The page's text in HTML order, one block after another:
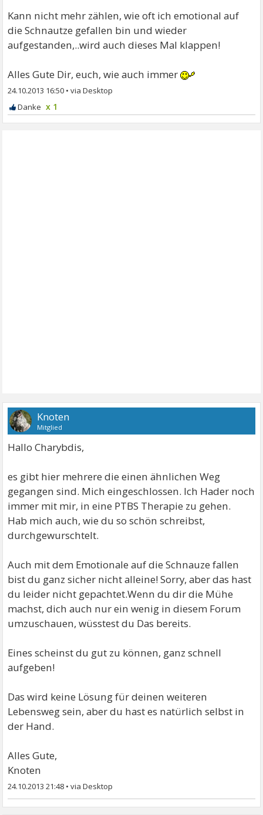
Kann nicht mehr zählen, wie oft ich emotional auf
die Schnautze gefallen bin und wieder
aufgestanden,..wird auch dieses Mal klappen!
Alles Gute Dir, euch, wie auch immer
24.10.2013 16:50 •
x 1
Knoten
Mitglied
Hallo Charybdis,
es gibt hier mehrere die einen ähnlichen Weg
gegangen sind. Mich eingeschlossen. Ich Hader noch
immer mit mir, in eine PTBS Therapie zu gehen.
Hab mich auch, wie du so schön schreibst,
durchgewurschtelt.
Auch mit dem Emotionale auf die Schnauze fallen
bist du ganz sicher nicht alleine! Sorry, aber das hast
du leider nicht gepachtet.Wenn du dir die Mühe
machst, dich auch nur ein wenig in diesem Forum
umzuschauen, wüsstest du Das bereits.
Eines scheinst du gut zu können, ganz schnell
aufgeben!
Das wird keine Lösung für deinen weiteren
Lebensweg sein, aber du hast es natürlich selbst in
der Hand.
Alles Gute,
Knoten
24.10.2013 21:48 •